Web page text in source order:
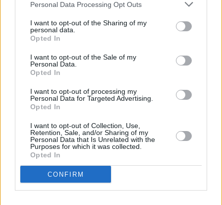
negar su consentimiento. Tenga en cuenta que algún
de su consentimiento, pero usted tiene el derecho de
rechazar tal procesamiento. Sus preferencias se aplicarán
cualquier momento entrando de nuevo en este sitio web o
visitando nuestra política de privacidad.
Personal Data Processing Opt Outs
I want to opt-out of the Sharing of my
personal data.
Opted In
I want to opt-out of the Sale of my
Personal Data.
Opted In
I want to opt-out of processing my
Personal Data for Targeted Advertising.
Opted In
I want to opt-out of Collection, Use,
Retention, Sale, and/or Sharing of my
Personal Data that Is Unrelated with the
Purposes for which it was collected.
Opted In
CONFIRM